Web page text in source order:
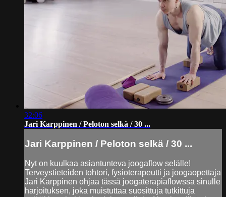
32:06
Jari Karppinen / Peloton selkä / 30 ...
Jari Karppinen / Peloton selkä / 30 ...
Nyt on kuulkaa asiantunteva joogaflow selälle!
Terveystieteiden tohtori, fysioterapeutti ja joogaopettaja
Jari Karppinen ohjaa tässä joogaterapiaflowssa sinulle
harjoituksen, joka muistuttaa suosittuja tutkittuja